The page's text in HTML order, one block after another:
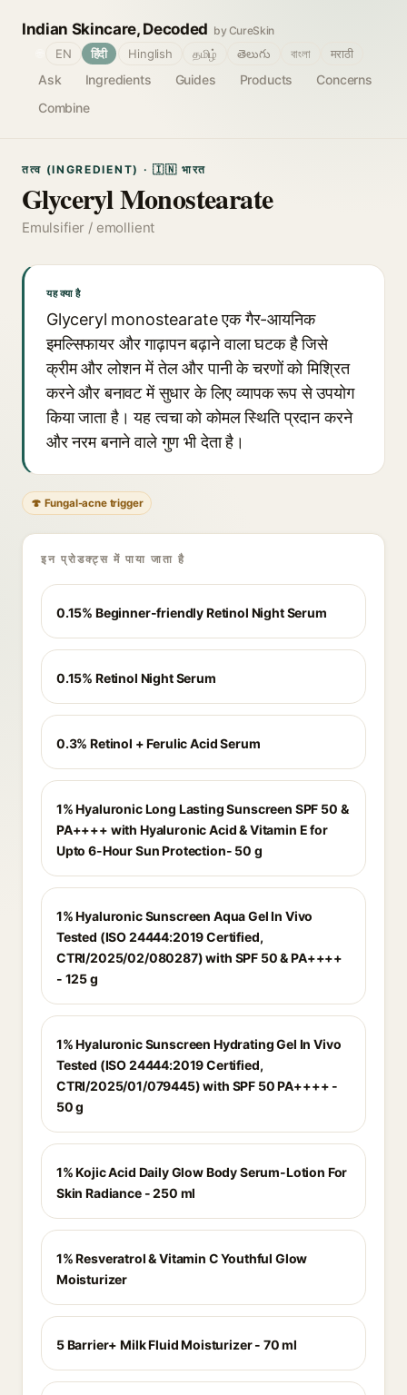
Indian Skincare, Decoded by CureSkin
Ask Ingredients Guides Products
Concerns
Combine
EN हिंदी Hinglish தமிழ் తెలుగు বাংলা मराठी
तत्व (INGREDIENT) · 🇮🇳 भारत
Glyceryl Monostearate
Emulsifier / emollient
यह क्या है
Glyceryl monostearate एक गैर-आयनिक
इमल्सिफायर और गाढ़ापन बढ़ाने वाला घटक है जिसे
क्रीम और लोशन में तेल और पानी के चरणों को मिश्रित
करने और बनावट में सुधार के लिए व्यापक रूप से उपयोग
किया जाता है। यह त्वचा को कोमल स्थिति प्रदान करने
और नरम बनाने वाले गुण भी देता है।
🍄 Fungal-acne trigger
इन प्रोडक्ट्स में पाया जाता है
0.15% Beginner-friendly Retinol Night Serum
0.15% Retinol Night Serum
0.3% Retinol + Ferulic Acid Serum
1% Hyaluronic Long Lasting Sunscreen SPF 50 &
PA++++ with Hyaluronic Acid & Vitamin E for
Upto 6-Hour Sun Protection- 50 g
1% Hyaluronic Sunscreen Aqua Gel In Vivo
Tested (ISO 24444:2019 Certified,
CTRI/2025/02/080287) with SPF 50 & PA++++
- 125 g
1% Hyaluronic Sunscreen Hydrating Gel In Vivo
Tested (ISO 24444:2019 Certified,
CTRI/2025/01/079445) with SPF 50 PA++++ -
50 g
1% Kojic Acid Daily Glow Body Serum-Lotion For
Skin Radiance - 250 ml
1% Resveratrol & Vitamin C Youthful Glow
Moisturizer
5 Barrier+ Milk Fluid Moisturizer - 70 ml